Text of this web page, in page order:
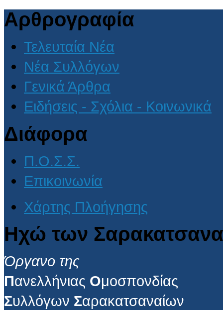
Αρθρογραφία
Τελευταία Νέα
Νέα Συλλόγων
Γενικά Άρθρα
Ειδήσεις - Σχόλια - Κοινωνικά
Διάφορα
Π.Ο.Σ.Σ.
Επικοινωνία
Χάρτης Πλοήγησης
Ηχώ των
Όργανο της
Πανελλήνιας Ομοσπονδίας
Συλλόγων Σαρακατσαναίων